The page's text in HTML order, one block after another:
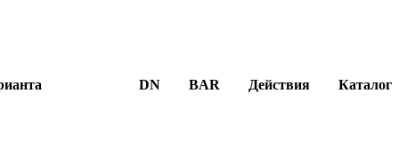
DN BAR Действия Каталог